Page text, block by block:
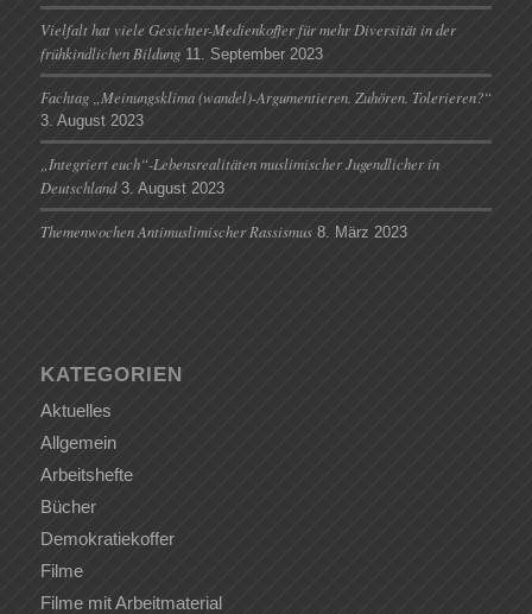
Vielfalt hat viele Gesichter-Medienkoffer für mehr Diversität in der
frühkindlichen Bildung 11. September 2023
Fachtag „Meinungsklima (wandel)-Argumentieren. Zuhören. Tolerieren?“
3. August 2023
„Integriert euch“-Lebensrealitäten muslimischer Jugendlicher in
Deutschland 3. August 2023
Themenwochen Antimuslimischer Rassismus 8. März 2023
KATEGORIEN
Aktuelles
Allgemein
Arbeitshefte
Bücher
Demokratiekoffer
Filme
Filme mit Arbeitmaterial